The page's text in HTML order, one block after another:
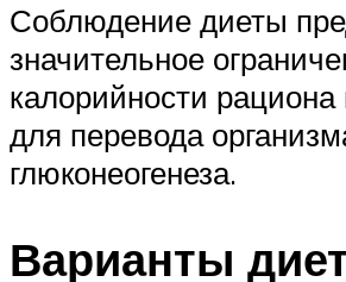
Соблюдение диеты
значительное
калорийности
для перевода
глюконеогенеза.
Варианты